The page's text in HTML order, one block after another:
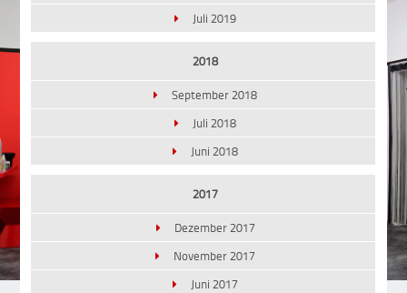
Juli 2019
2018
September 2018
Juli 2018
Juni 2018
2017
Dezember 2017
November 2017
Juni 2017